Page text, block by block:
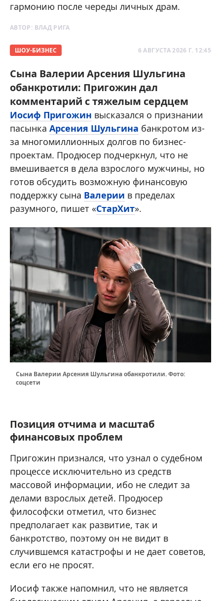
гармонию после череды личных драм.
АВТОР: ВЛАД РИГА
ШОУ-БИЗНЕС 6 АВГУСТА 2026 Г. 12:45
Сына Валерии Арсения Шульгина
обанкротили: Пригожин дал
комментарий с тяжелым сердцем
Иосиф Пригожин высказался о признании
пасынка Арсения Шульгина банкротом из-
за многомиллионных долгов по бизнес-
проектам. Продюсер подчеркнул, что не
вмешивается в дела взрослого мужчины, но
готов обсудить возможную финансовую
поддержку сына Валерии в пределах
разумного, пишет «СтарХит».
Сына Валерии Арсения Шульгина обанкротили. Фото:
соцсети
Позиция отчима и масштаб
финансовых проблем
Пригожин признался, что узнал о судебном
процессе исключительно из средств
массовой информации, ибо не следит за
делами взрослых детей. Продюсер
философски отметил, что бизнес
предполагает как развитие, так и
банкротство, поэтому он не видит в
случившемся катастрофы и не дает советов,
если его не просят.
Иосиф также напомнил, что не является